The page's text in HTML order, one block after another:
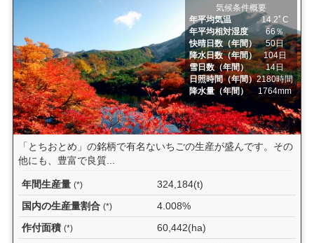
気候条件概要
年平均気温
14.2ﾟC
年平均相対湿度
66％
快晴日数（年間）
50日
降水日数（年間）
104日
雪日数（年間）
14日
日照時間（年間）2180時間
降水量（年間）
1764mm
「とちおとめ」の銘柄で有名ないちごの生産が盛んです。その
他にも、豊富で良質...
年間生産量 (*)
324,184(t)
国内の生産量割合 (*)
4.008%
作付面積 (*)
60,442(ha)